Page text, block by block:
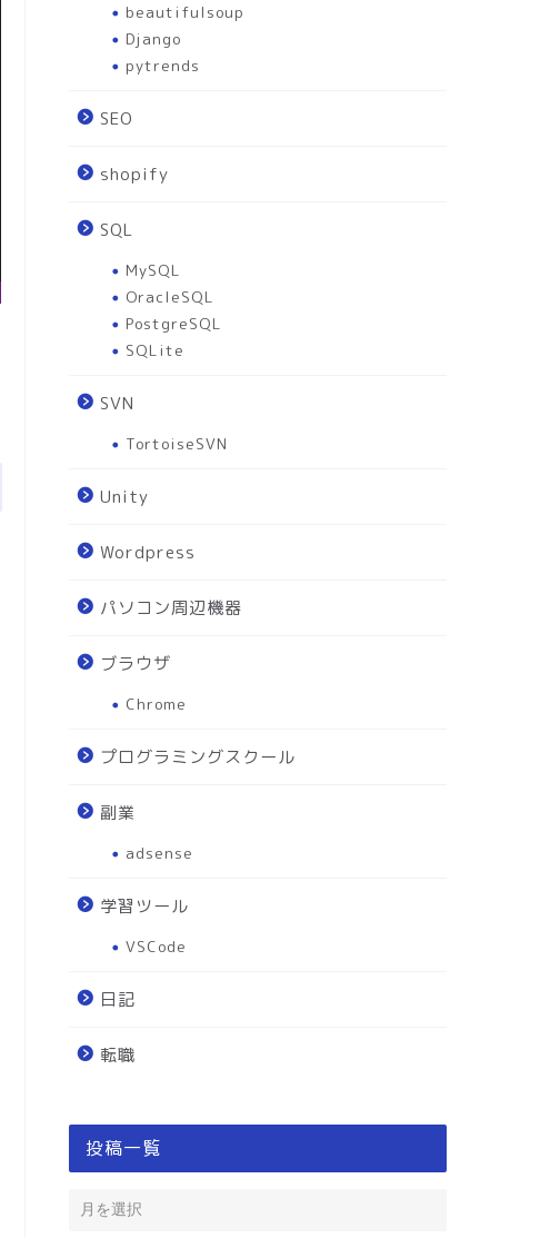
beautifulsoup
Django
pytrends
SEO
shopify
SQL
MySQL
OracleSQL
PostgreSQL
SQLite
SVN
TortoiseSVN
Unity
Wordpress
パソコン周辺機器
ブラウザ
Chrome
プログラミングスクール
副業
adsense
学習ツール
VSCode
日記
転職
投稿一覧